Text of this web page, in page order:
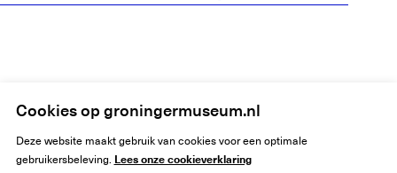
Cookies op groningermuseum.nl
Deze website maakt gebruik van cookies voor een optimale
gebruikersbeleving. Lees onze cookieverklaring